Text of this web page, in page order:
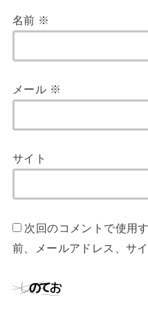
名前 ※
メール ※
サイト
次回のコメントで使用
前、メールアドレス、サ